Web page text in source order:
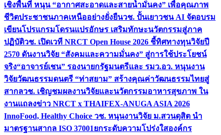
เชิงพื้นที่ หนุน “อากาศสะอาดและสายน้ำมั่นคง” เพื่อคุณภาพ
ชีวิตประชาชนภาคเหนืออย่างยั่งยืนวช. ปั้นเยาวชน AI จัดอบรม
เขียนโปรแกรมโดรนแปรอักษร เสริมทักษะนวัตกรรมสู่ภาค
ปฏิบัติวช. เปิดเวที NRCT Open House 2026 ชี้ทิศทางทุนวิจัยปี
2570 ดันงานวิจัย “สังคมและความมั่นคง” สู่การใช้ประโยชน์
จริง“อาจารย์เชน” รองนายกรัฐมนตรีและ รมว.อว. หนุนงาน
วิจัยวัฒนธรรมดนตรี “ท่าสยาม” สร้างคุณค่าวัฒนธรรมไทยสู่
สากลวช. เชิญชมผลงานวิจัยและนวัตกรรมอาหารสุขภาพ ใน
งานแถลงข่าว NRCT x THAIFEX-ANUGA ASIA 2026
InnoFood, Healthy Choice วช. หนุนงานวิจัย ม.สวนดุสิต นำ
มาตรฐานสากล ISO 37001ยกระดับความโปร่งใสองค์กร